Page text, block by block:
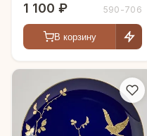
1 100 ₽ 590-706
В корзину